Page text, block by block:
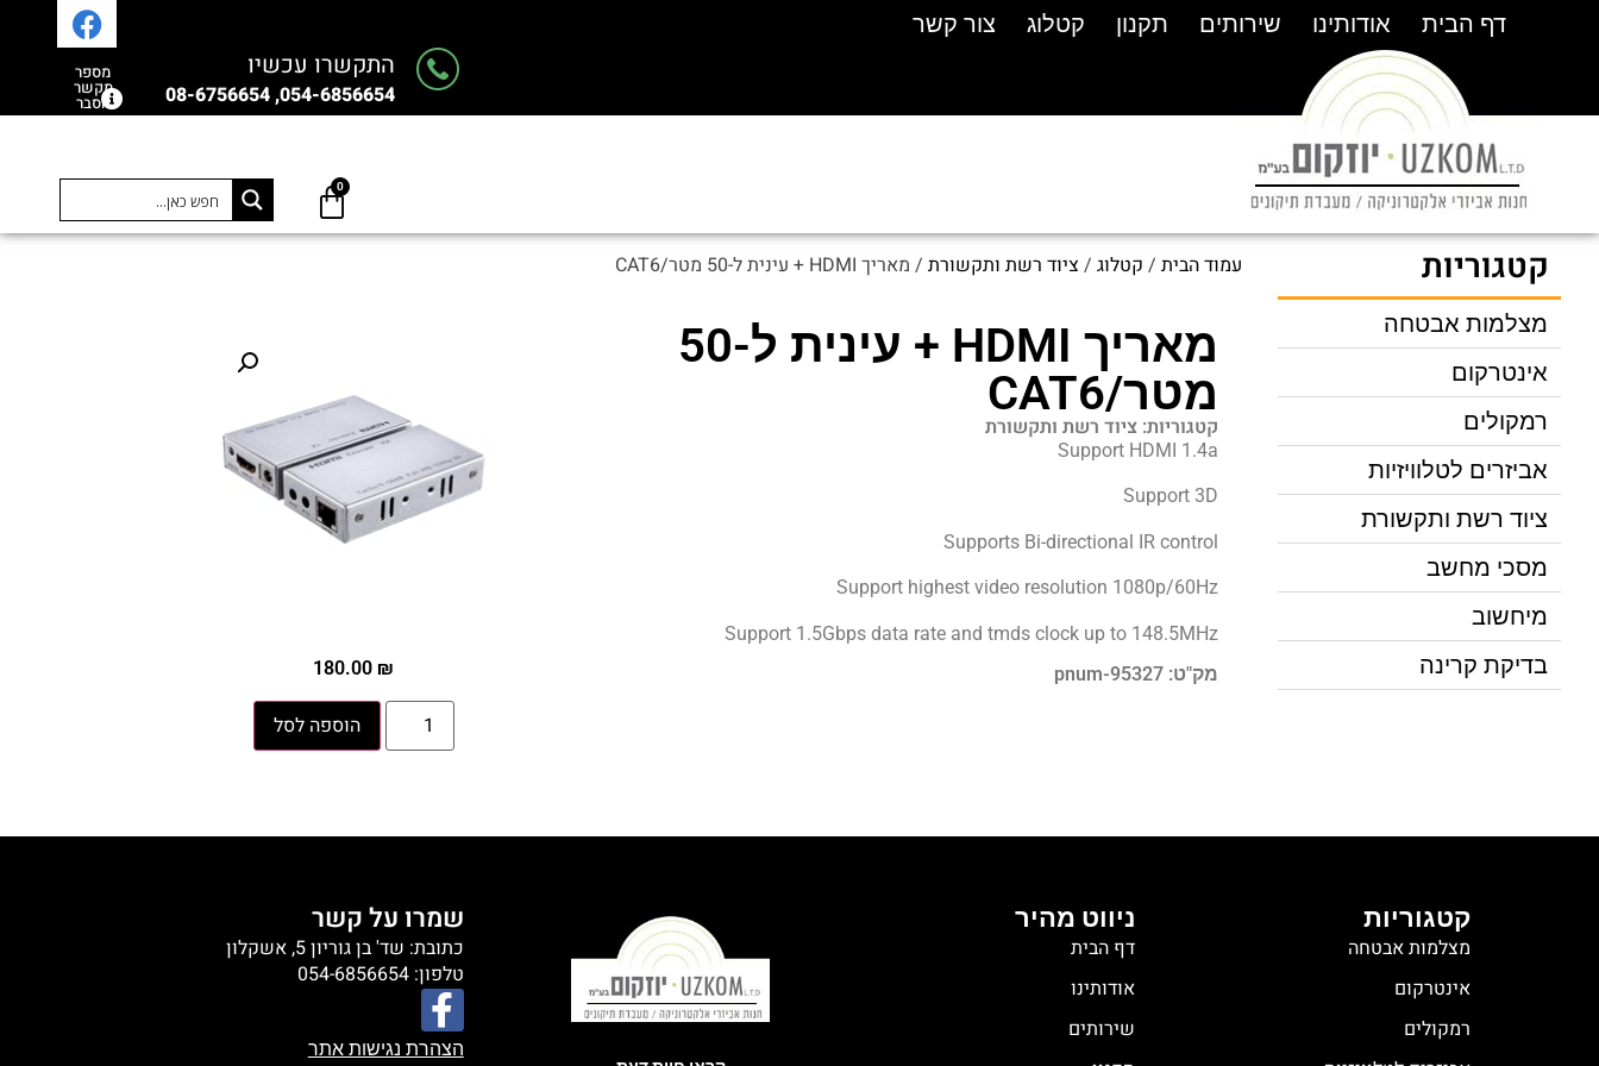
דף הבית אודותינו שירותים תקנון קטלוג צור קשר
התקשרו עכשיו
054-6856654, 08-6756654
מספר
מקשר
הסבר
0
דף הבית אודותינו שירותים תקנון קטלוג צור קשר
קטגוריות
מצלמות אבטחה
אינטרקום
רמקולים
אביזרים לטלוויזיות
ציוד רשת ותקשורת
מסכי מחשב
מיחשוב
בדיקת קרינה
עמוד הבית / קטלוג / ציוד רשת ותקשורת / מאריך HDMI + עינית ל-50 מטר/CAT6
מאריך HDMI + עינית ל-50
מטר/CAT6
קטגוריות:ציוד רשת ותקשורת
Support HDMI 1.4a
Support 3D
Supports Bi-directional IR control
Support highest video resolution 1080p/60Hz
Support 1.5Gbps data rate and tmds clock up to 148.5MHz
מק"ט: pnum-95327
180.00 ₪
הוספה לסל
קטגוריות
מצלמות אבטחה
אינטרקום
רמקולים
ניווט מהיר
דף הבית
אודותינו
שירותים
שמרו על קשר
כתובת: שד' בן גוריון 5, אשקלון
טלפון: 054-6856654
הצהרת נגישות אתר